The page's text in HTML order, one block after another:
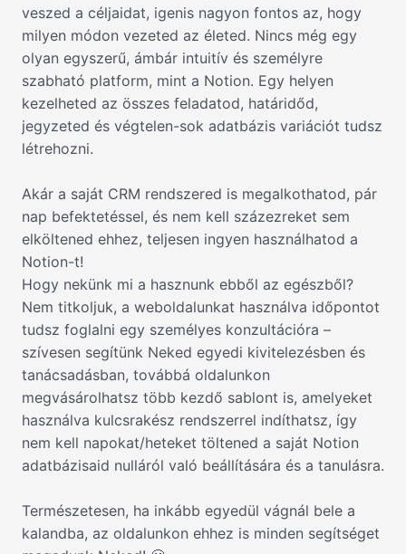
veszed a céljaidat, igenis nagyon fontos az, hogy
milyen módon vezeted az életed. Nincs még egy
olyan egyszerű, ámbár intuitív és személyre
szabható platform, mint a Notion. Egy helyen
kezelheted az összes feladatod, határidőd,
jegyzeted és végtelen-sok adatbázis variációt tudsz
létrehozni.
Akár a saját CRM rendszered is megalkothatod, pár
nap befektetéssel, és nem kell százezreket sem
elköltened ehhez, teljesen ingyen használhatod a
Notion-t!
Hogy nekünk mi a hasznunk ebből az egészből?
Nem titkoljuk, a weboldalunkat használva időpontot
tudsz foglalni egy személyes konzultációra –
szívesen segítünk Neked egyedi kivitelezésben és
tanácsadásban, továbbá oldalunkon
megvásárolhatsz több kezdő sablont is, amelyeket
használva kulcsrakész rendszerrel indíthatsz, így
nem kell napokat/heteket töltened a saját Notion
adatbázisaid nulláról való beállítására és a tanulásra.
Természetesen, ha inkább egyedül vágnál bele a
kalandba, az oldalunkon ehhez is minden segítséget